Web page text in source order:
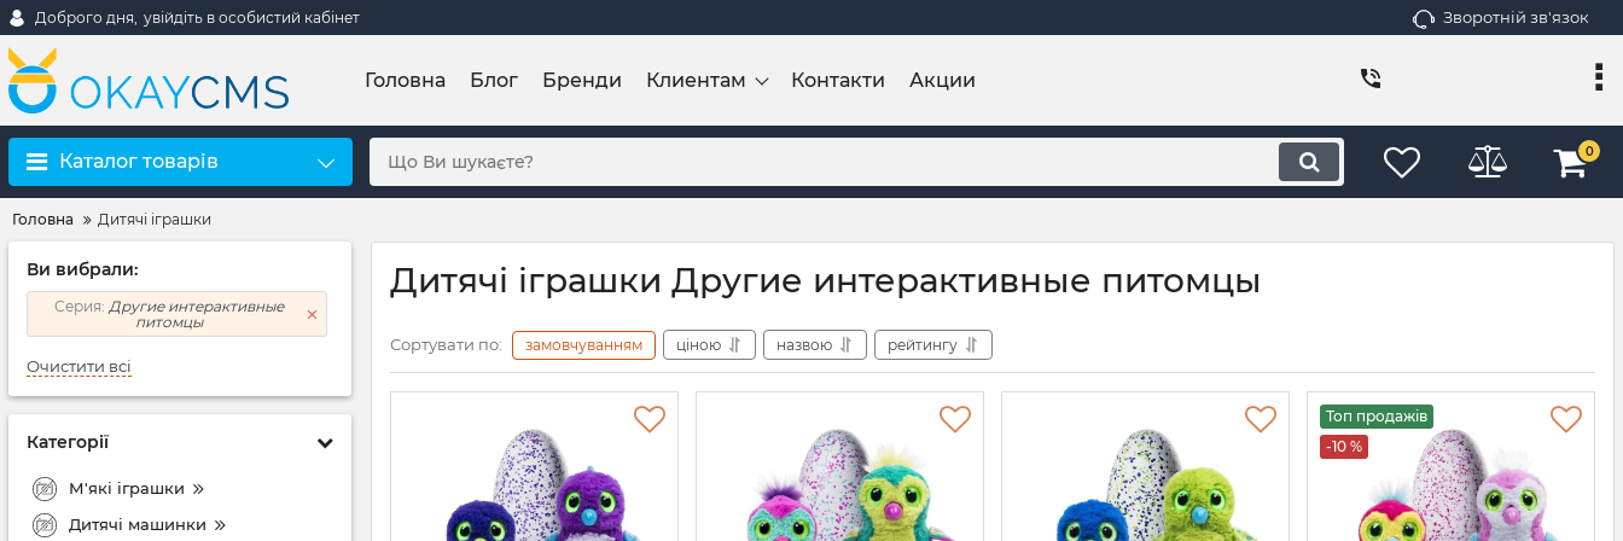
Доброго дня, увійдіть в особистий кабінет Зворотній зв'язок
Головна Блог Бренди Клиентам Контакти Акции
Каталог товарів 0
Головна Дитячі іграшки
Ви вибрали:
Серия:Другие интерактивные
питомцы
Очистити всі
Категорії
М'які іграшки
Дитячі машинки
Дитячі іграшки Другие интерактивные питомцы
Сортувати по: замовчуванням ціною назвою рейтингу
Топ продажів
-10 %